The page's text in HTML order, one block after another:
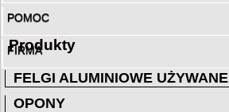
POMOC
FIRMA
Produkty
FELGI ALUMINIOWE UŻYWANE
OPONY